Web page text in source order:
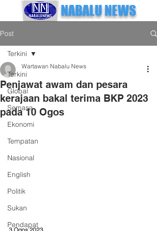
NABALU NEWS
Post
Terkini
Global
Semasa
Ekonomi
Tempatan
Nasional
English
Politik
Sukan
Pendapat
Terkini
Penjawat awam dan pesara
kerajaan bakal terima BKP 2023
pada 10 Ogos
Wartawan Nabalu News